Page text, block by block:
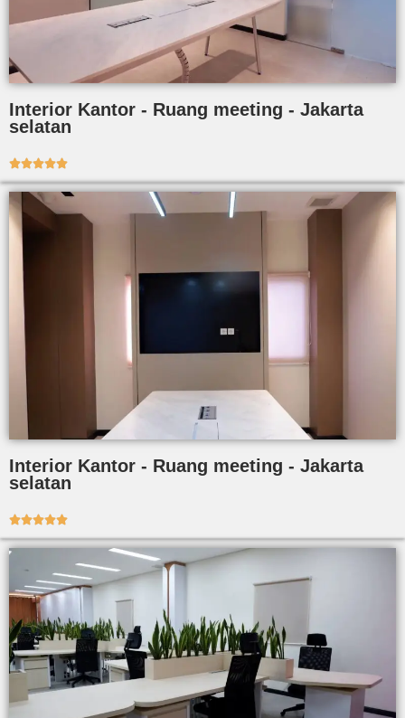
Interior Kantor - Ruang meeting - Jakarta
selatan

Interior Kantor - Ruang meeting - Jakarta
selatan
